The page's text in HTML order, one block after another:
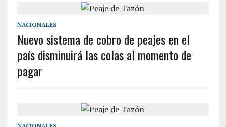
NACIONALES
Nuevo sistema de cobro de peajes en el
país disminuirá las colas al momento de
pagar